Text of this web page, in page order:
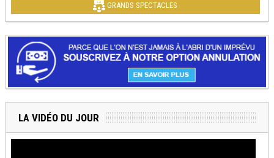
GRANDS SPECTACLES
LA VIDÉO DU JOUR